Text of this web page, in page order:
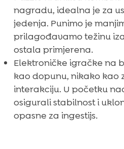
nagradu, idealna je za
jedenja. Punimo je
prilagođavamo težinu
ostala primjerena.
Elektroničke igračke na
kao dopunu, nikako kao
interakciju. U početku
osigurali stabilnost i
opasne za ingestijs.